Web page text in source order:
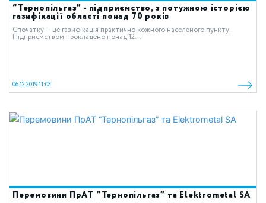
“Тернопільгаз” - підприємство, з потужною історією
газифікації області понад 70 років
Спочатку — це газифікація практично кожного населеного пункту.
Підприємством прокладено понад 12...
06.12.2019 11:03
Перемовини ПрАТ “Тернопільгаз” та Elektrometal SA